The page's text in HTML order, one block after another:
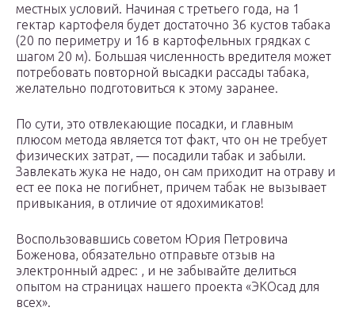
местных условий. Начиная с третьего года, на 1
гектар картофеля будет достаточно 36 кустов табака
(20 по периметру и 16 в картофельных грядках с
шагом 20 м). Большая численность вредителя может
потребовать повторной высадки рассады табака,
желательно подготовиться к этому заранее.
По сути, это отвлекающие посадки, и главным
плюсом метода является тот факт, что он не требует
физических затрат, — посадили табак и забыли.
Завлекать жука не надо, он сам приходит на отраву и
ест ее пока не погибнет, причем табак не вызывает
привыкания, в отличие от ядохимикатов!
Воспользовавшись советом Юрия Петровича
Боженова, обязательно отправьте отзыв на
электронный адрес: , и не забывайте делиться
опытом на страницах нашего проекта «ЭКОсад для
всех».